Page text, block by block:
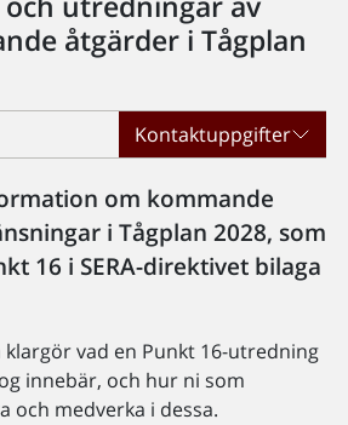
åtgärder i Tågplan
Kontaktuppgifter
om kommande
i Tågplan 2028, som
16 i SERA-direktivet bilaga
vad en Punkt 16-utredning
innebär, och hur ni som
och medverka i dessa.